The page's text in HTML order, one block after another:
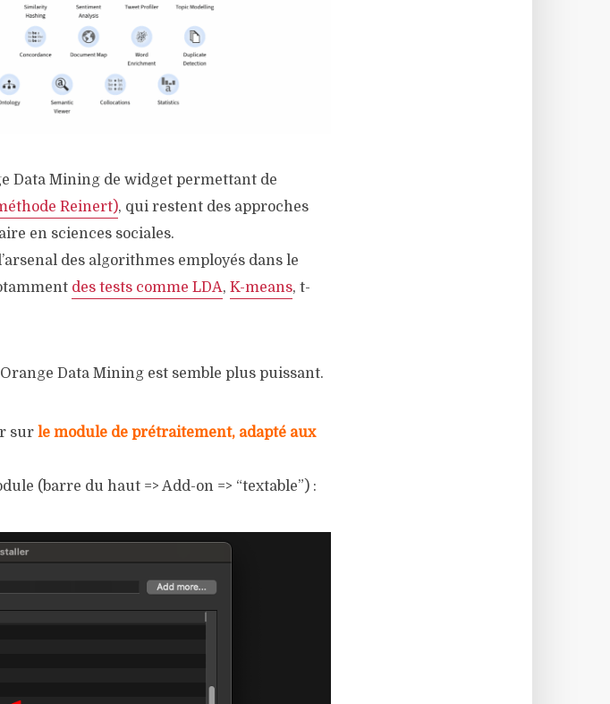
Data Mining de widget permettant de
Reinert), qui restent des approches
en sciences sociales.
des algorithmes employés dans le
des tests comme LDA, K-means, t-
Data Mining est semble plus puissant.
sur le module de prétraitement, adapté aux
(barre du haut => Add-on => “textable”) :